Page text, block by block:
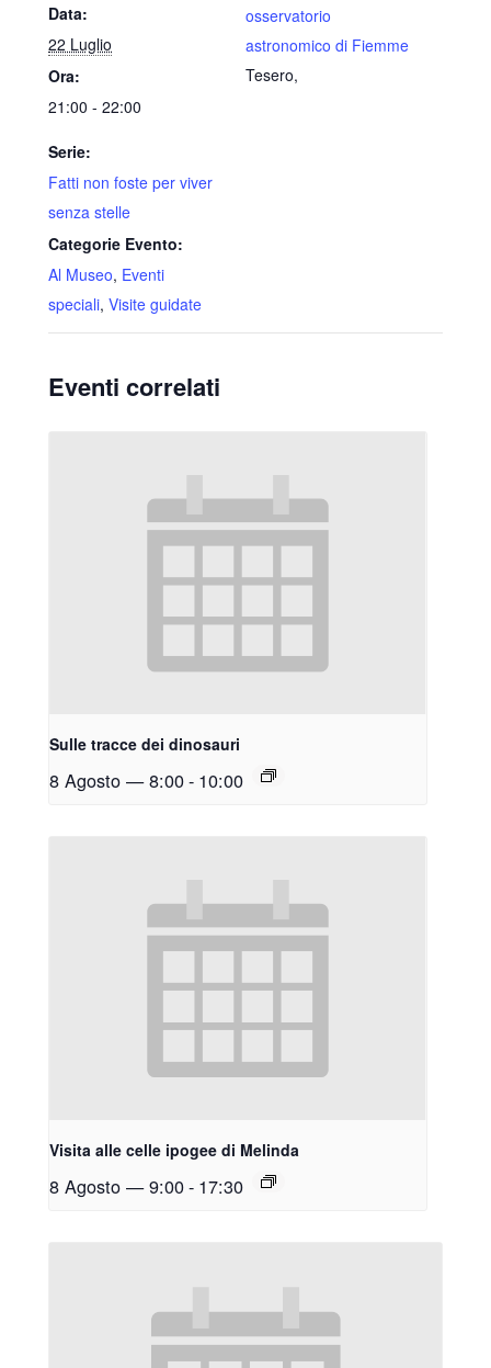
Data:
22 Luglio
Ora:
21:00 - 22:00
Serie:
Fatti non foste per viver
senza stelle
Categorie Evento:
Al Museo, Eventi
speciali, Visite guidate
osservatorio
astronomico di Fiemme
Tesero,
Eventi correlati
Sulle tracce dei dinosauri
8 Agosto — 8:00- 10:00
Visita alle celle ipogee di Melinda
8 Agosto — 9:00- 17:30